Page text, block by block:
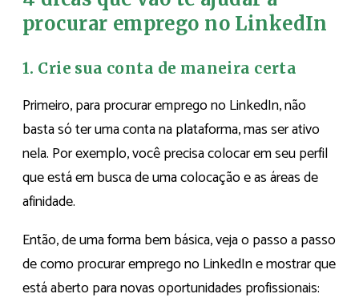
procurar emprego no LinkedIn
1. Crie sua conta de maneira certa
Primeiro, para procurar emprego no LinkedIn, não
basta só ter uma conta na plataforma, mas ser ativo
nela. Por exemplo, você precisa colocar em seu perfil
que está em busca de uma colocação e as áreas de
afinidade.
Então, de uma forma bem básica, veja o passo a passo
de como procurar emprego no LinkedIn e mostrar que
está aberto para novas oportunidades profissionais: